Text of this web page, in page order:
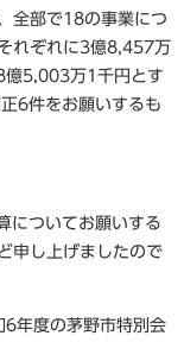
全部で18の事業につ
れぞれに3億8,457万
億5,003万1千円とす
6件をお願いするも
についてお願いする
申し上げましたので
年度の茅野市特別会